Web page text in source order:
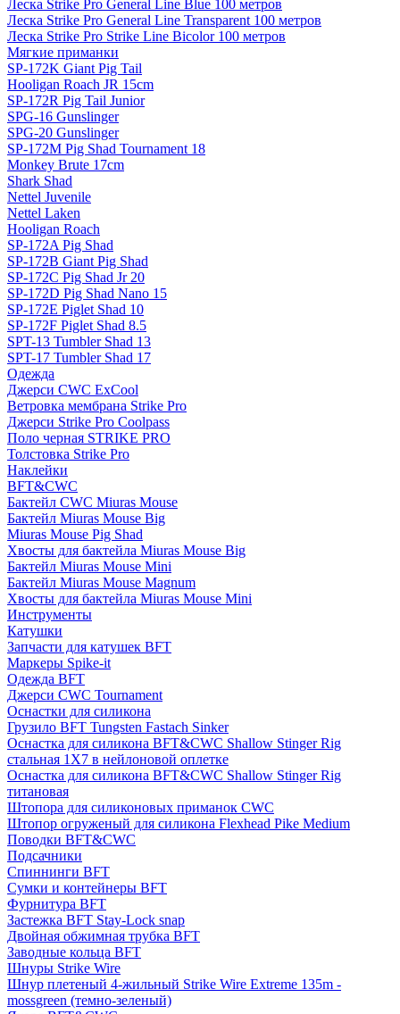
Леска Strike Pro General Line Blue 100 метров
Леска Strike Pro General Line Transparent 100 метров
Леска Strike Pro Strike Line Bicolor 100 метров
Мягкие приманки
SP-172K Giant Pig Tail
Hooligan Roach JR 15cm
SP-172R Pig Tail Junior
SPG-16 Gunslinger
SPG-20 Gunslinger
SP-172M Pig Shad Tournament 18
Monkey Brute 17cm
Shark Shad
Nettel Juvenile
Nettel Laken
Hooligan Roach
SP-172A Pig Shad
SP-172B Giant Pig Shad
SP-172C Pig Shad Jr 20
SP-172D Pig Shad Nano 15
SP-172E Piglet Shad 10
SP-172F Piglet Shad 8.5
SPT-13 Tumbler Shad 13
SPT-17 Tumbler Shad 17
Одежда
Джерси CWC ExCool
Ветровка мембрана Strike Pro
Джерси Strike Pro Coolpass
Поло черная STRIKE PRO
Толстовка Strike Pro
Наклейки
BFT&CWC
Бактейл CWC Miuras Mouse
Бактейл Miuras Mouse Big
Miuras Mouse Pig Shad
Хвосты для бактейла Miuras Mouse Big
Бактейл Miuras Mouse Mini
Бактейл Miuras Mouse Magnum
Хвосты для бактейла Miuras Mouse Mini
Инструменты
Катушки
Запчасти для катушек BFT
Маркеры Spike-it
Одежда BFT
Джерси CWC Tournament
Оснастки для силикона
Грузило BFT Tungsten Fastach Sinker
Оснастка для силикона BFT&CWC Shallow Stinger Rig
стальная 1X7 в нейлоновой оплетке
Оснастка для силикона BFT&CWC Shallow Stinger Rig
титановая
Штопора для силиконовых приманок CWC
Штопор огруженый для силикона Flexhead Pike Medium
Поводки BFT&CWC
Подсачники
Спиннинги BFT
Сумки и контейнеры BFT
Фурнитура BFT
Застежка BFT Stay-Lock snap
Двойная обжимная трубка BFT
Заводные кольца BFT
Шнуры Strike Wire
Шнур плетеный 4-жильный Strike Wire Extreme 135m -
mossgreen (темно-зеленый)